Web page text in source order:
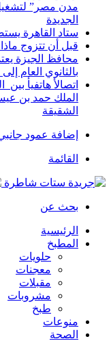
مدن مصر” لتشغيل
الجديدة
ستاد القاهرة يستضيف مباريات
قبل أن تتزوج
محافظ الجيزة
بالثانوي العام إلى 225 درجة
اتصالأ هاتفيأ
الملك حمد بن
الشقيقة
إضافة عمود
القائمة
بحث عن
الرئيسية
المطبخ
حلويات
معجنات
مقبلات
مشروبات
طبخ
منوعات
الصحة